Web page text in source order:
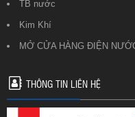
TB nước
Kim Khí
MỞ CỬA HÀNG ĐIỆN
THÔNG TIN LIÊN HỆ